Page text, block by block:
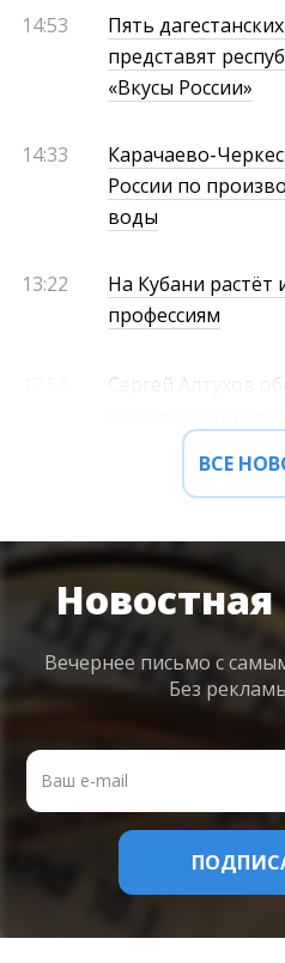
14:53
Пять
представят
«Вкусы России»
14:33
Карачаево-
России по
воды
13:22
На Кубани растёт
профессиям
Сергей Алтухов
ВСЕ
Вечернее письмо с
Без